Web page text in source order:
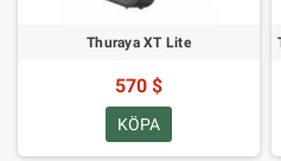
Thuraya XT Lite
570 $
KÖPA